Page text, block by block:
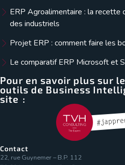
ERP Agroalimentaire : la recette
des industriels
Projet ERP : comment faire les
Le comparatif ERP Microsoft et
Pour en savoir plus sur
outils de Business
site :
Contact
22, rue Guynemer – B.P. 112